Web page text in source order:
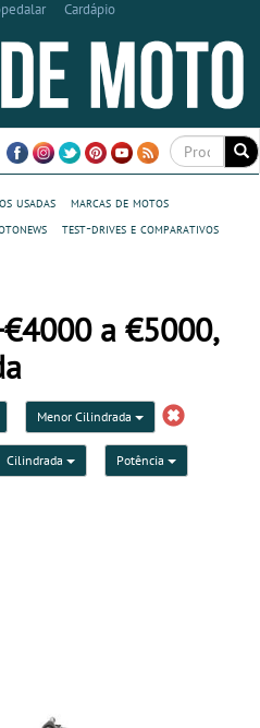
Cardápio
usadas
marcas de motos
test-drives e comparativos
a €5000,
Menor Cilindrada
Cilindrada Potência